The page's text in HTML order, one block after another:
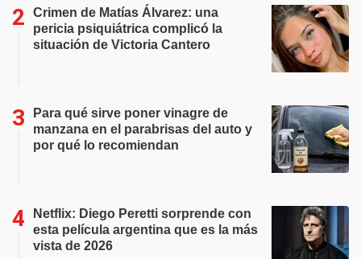
Crimen de Matías Álvarez: una
pericia psiquiátrica complicó la
situación de Victoria Cantero
Para qué sirve poner vinagre de
manzana en el parabrisas del auto y
por qué lo recomiendan
Netflix: Diego Peretti sorprende con
esta película argentina que es la más
vista de 2026